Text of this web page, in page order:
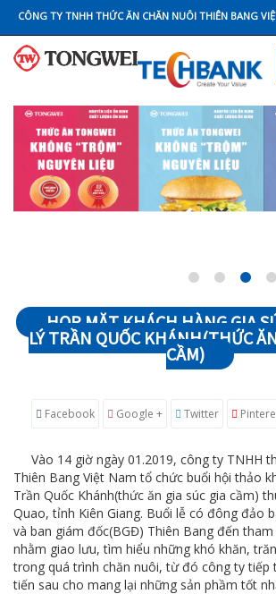
CÔNG TY TNHH THỨC ĂN CHĂN NUÔI THIÊN BANG
HỌP MẶT KHÁCH HÀNG GIA
LÝ TRẦN QUỐC KHÁNH(THỨC
CẦM)
Facebook Google + Twitter
Vào 14 giờ ngày 01.2019, công ty TNHH
Thiên Bang Việt Nam tổ chức buổi hội thảo
Trần Quốc Khánh(thức ăn gia súc gia cầm)
Quao, tỉnh Kiên Giang. Buổi lễ có đông đảo
và ban giám đốc(BGĐ) Thiên Bang đến
nhằm giao lưu, tìm hiểu những khó khăn,
trong quá trình chăn nuôi, từ đó công ty tiếp
tiến sau cho mang lại những sản phầm tốt